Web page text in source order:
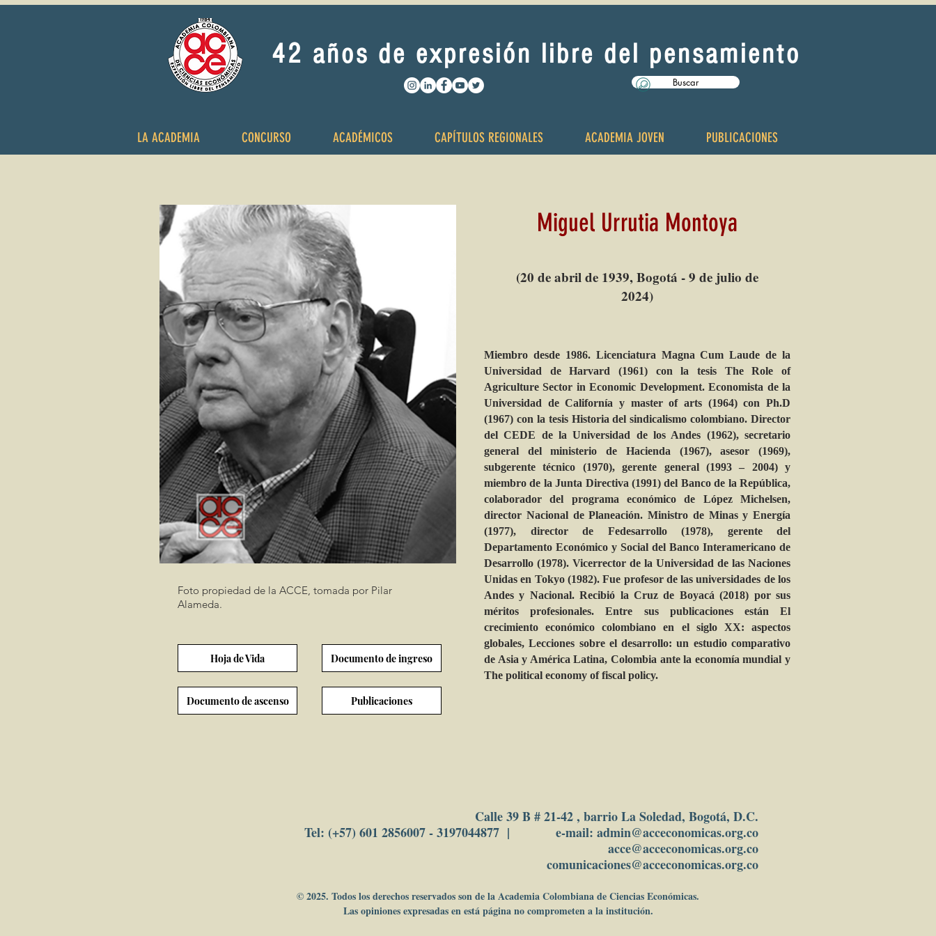
42 años de expresión libre del pensamiento
Buscar
LA ACADEMIA CONCURSO ACADÉMICOS CAPÍTULOS REGIONALES ACADEMIA JOVEN PUBLICACIONES
Foto propiedad de la ACCE, tomada por Pilar
Alameda.
Miguel Urrutia Montoya
(20 de abril de 1939, Bogotá - 9 de julio de
2024)
Miembro desde 1986. Licenciatura Magna Cum Laude de la
Universidad de Harvard (1961) con la tesis The Role of
Agriculture Sector in Economic Development. Economista de la
Universidad de Californía y master of arts (1964) con Ph.D
(1967) con la tesis Historia del sindicalismo colombiano. Director
del CEDE de la Universidad de los Andes (1962), secretario
general del ministerio de Hacienda (1967), asesor (1969),
subgerente técnico (1970), gerente general (1993 – 2004) y
miembro de la Junta Directiva (1991) del Banco de la República,
colaborador del programa económico de López Michelsen,
director Nacional de Planeación. Ministro de Minas y Energía
(1977), director de Fedesarrollo (1978), gerente del
Departamento Económico y Social del Banco Interamericano de
Desarrollo (1978). Vicerrector de la Universidad de las Naciones
Unidas en Tokyo (1982). Fue profesor de las universidades de los
Andes y Nacional. Recibió la Cruz de Boyacá (2018) por sus
méritos profesionales. Entre sus publicaciones están El
crecimiento económico colombiano en el siglo XX: aspectos
globales, Lecciones sobre el desarrollo: un estudio comparativo
de Asia y América Latina, Colombia ante la economía mundial y
The political economy of fiscal policy.
Hoja de Vida Documento de ingreso
Documento de ascenso Publicaciones
Calle 39 B # 21-42 , barrio La Soledad, Bogotá, D.C.
Tel: (+57) 601 2856007 - 3197044877 | e-mail: admin@acceconomicas.org.co
acce@acceconomicas.org.co
comunicaciones@acceconomicas.org.co
© 2025. Todos los derechos reservados son de la Academia Colombiana de Ciencias Económicas.
Las opiniones expresadas en está página no comprometen a la institución.